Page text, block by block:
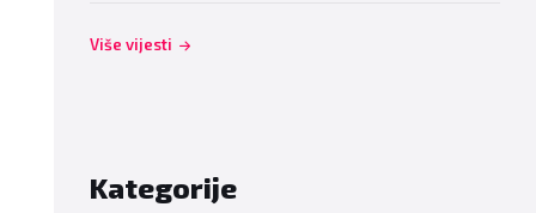
Više vijesti
Kategorije